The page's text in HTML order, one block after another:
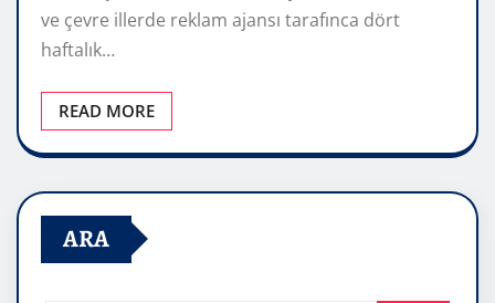
ve çevre illerde reklam ajansı tarafınca dört
haftalık…
READ MORE
ARA